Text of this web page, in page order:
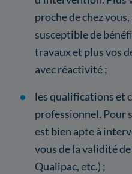
proche de chez
susceptible de
travaux et plus vos
avec réactivité ;
les qualifications et
professionnel. Pour
est bien apte à
vous de la validité
Qualipac, etc.) ;